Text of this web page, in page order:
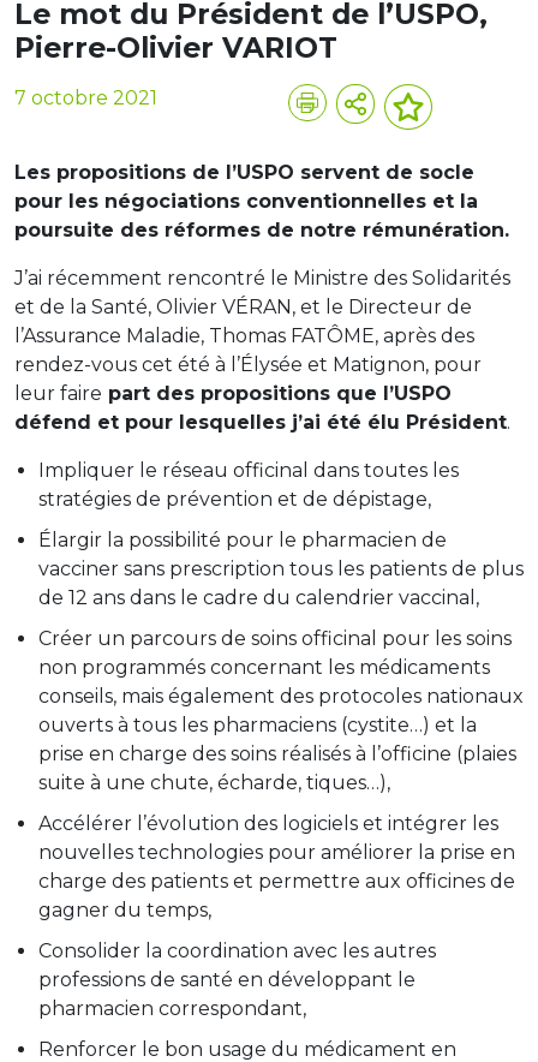
Le mot du Président de l’USPO,
Pierre-Olivier VARIOT
7 octobre 2021
Les propositions de l’USPO servent de socle
pour les négociations conventionnelles et la
poursuite des réformes de notre rémunération.
J’ai récemment rencontré le Ministre des Solidarités
et de la Santé, Olivier VÉRAN, et le Directeur de
l’Assurance Maladie, Thomas FATÔME, après des
rendez-vous cet été à l’Élysée et Matignon, pour
leur faire part des propositions que l’USPO
défend et pour lesquelles j’ai été élu Président.
Impliquer le réseau officinal dans toutes les
stratégies de prévention et de dépistage,
Élargir la possibilité pour le pharmacien de
vacciner sans prescription tous les patients de plus
de 12 ans dans le cadre du calendrier vaccinal,
Créer un parcours de soins officinal pour les soins
non programmés concernant les médicaments
conseils, mais également des protocoles nationaux
ouverts à tous les pharmaciens (cystite…) et la
prise en charge des soins réalisés à l’officine (plaies
suite à une chute, écharde, tiques…),
Accélérer l’évolution des logiciels et intégrer les
nouvelles technologies pour améliorer la prise en
charge des patients et permettre aux officines de
gagner du temps,
Consolider la coordination avec les autres
professions de santé en développant le
pharmacien correspondant,
Renforcer le bon usage du médicament en